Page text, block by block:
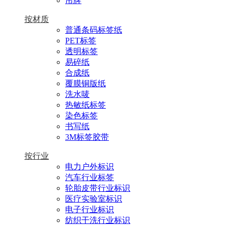
按材质
普通条码标签纸
PET标签
透明标签
易碎纸
合成纸
覆膜铜版纸
洗水唛
热敏纸标签
染色标签
书写纸
3M标签胶带
按行业
电力户外标识
汽车行业标签
轮胎皮带行业标识
医疗实验室标识
电子行业标识
纺织干洗行业标识